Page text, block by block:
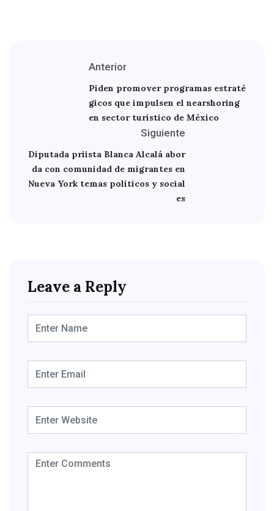
Anterior
Piden promover programas estraté
gicos que impulsen el nearshoring
en sector turístico de México
Siguiente
Diputada priista Blanca Alcalá abor
da con comunidad de migrantes en
Nueva York temas políticos y social
es
Leave a Reply